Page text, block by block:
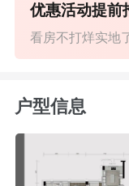
看房不打烊实地
优惠活动提前
户型信息